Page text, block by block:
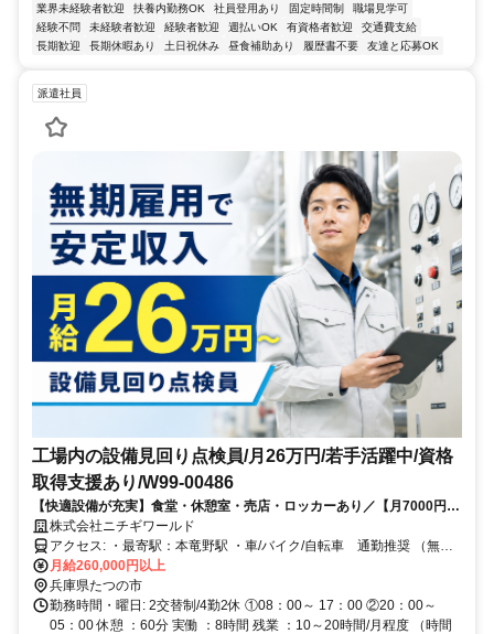
業界未経験者歓迎 扶養内勤務OK 社員登用あり 固定時間制
職場見学可
経験不問
未経験者歓迎 経験者歓迎 週払いOK 有資格者歓迎
交通費支給
長期歓迎
長期休暇あり 土日祝休み 昼食補助あり 履歴書不要 友達と応募OK
派遣社員
工場内の設備見回り点検員/月26万円/若手活躍中/資格
取得支援あり/W99-00486
【快適設備が充実】食堂・休憩室・売店・ロッカーあり／【月7000円で
食堂利用OK】定食・麺類・丼類・小鉢まで充実♪／職場の快適さや過ご
しやすさを重視する方におすすめ✨
株式会社ニチギワールド
アクセス: ・最寄駅：本竜野駅 ・車/バイク/自転車 通勤推奨 （無料
駐車・駐輪場あり）
月給260,000円以上
兵庫県たつの市
勤務時間・曜日: 2交替制/4勤2休 ①08：00～ 17：00 ②20：00～
05：00 休憩 ：60分 実働 ：8時間 残業 ：10～20時間/月程度 （時間